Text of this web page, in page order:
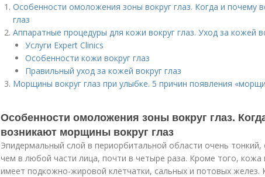
Особенности омоложения зоны вокруг глаз. Когда и почему
глаз
Аппаратные процедуры для кожи вокруг глаз. Уход за кожей
Услуги Expert Clinics
Особенности кожи вокруг глаз
Правильный уход за кожей вокруг глаз
Морщины вокруг глаз при улыбке. 5 причин появления
Особенности омоложения зоны вокруг глаз.
возникают морщины вокруг глаз
Эпидермальный слой в периорбитальной области очень
чем в любой части лица, почти в четыре раза. Кроме того, кожа
имеет подкожно-жировой клетчатки, сальных и потовых желез.